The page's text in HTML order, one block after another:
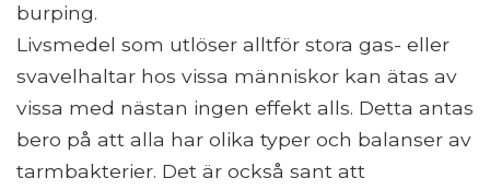
burping.
Livsmedel som utlöser alltför stora gas- eller
svavelhaltar hos vissa människor kan ätas av
vissa med nästan ingen effekt alls. Detta antas
bero på att alla har olika typer och balanser av
tarmbakterier. Det är också sant att